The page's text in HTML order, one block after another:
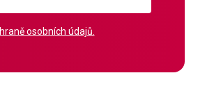
osobních údajů.